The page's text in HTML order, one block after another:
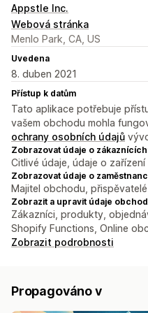
Appstle Inc.
Webová stránka
Menlo Park, CA, US
Uvedena
8. duben 2021
Přístup k datům
Tato aplikace potřebuje
vašem obchodu mohla
ochrany osobních údajů
Zobrazovat údaje o
Citlivé údaje, údaje o
Zobrazovat údaje o
Majitel obchodu,
Zobrazit a upravit údaje
Zákazníci, produkty,
Shopify Functions, Online
Zobrazit podrobnosti
Propagováno v